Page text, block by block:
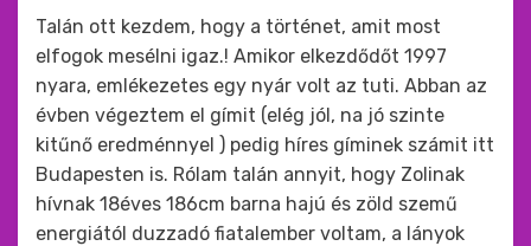
:
Talán ott kezdem, hogy a történet, amit most
elfogok mesélni igaz.! Amikor elkezdődőt 1997
nyara, emlékezetes egy nyár volt az tuti. Abban az
évben végeztem el gímit (elég jól, na jó szinte
kitűnő eredménnyel ) pedig híres gíminek számit itt
Budapesten is. Rólam talán annyit, hogy Zolinak
hívnak 18éves 186cm barna hajú és zöld szemű
energiától duzzadó fiatalember voltam, a lányok